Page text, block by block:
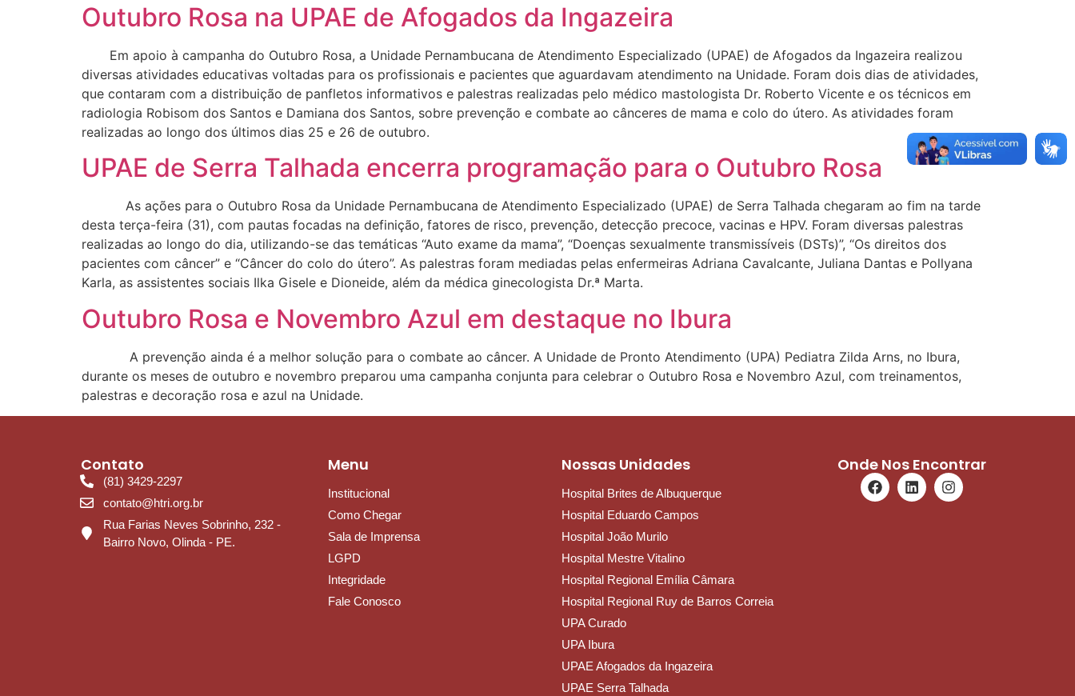
Outubro Rosa na UPAE de Afogados da Ingazeira
Em apoio à campanha do Outubro Rosa, a Unidade Pernambucana de Atendimento Especializado (UPAE) de Afogados da Ingazeira realizou
diversas atividades educativas voltadas para os profissionais e pacientes que aguardavam atendimento na Unidade. Foram dois dias de atividades,
que contaram com a distribuição de panfletos informativos e palestras realizadas pelo médico mastologista Dr. Roberto Vicente e os técnicos em
radiologia Robisom dos Santos e Damiana dos Santos, sobre prevenção e combate ao cânceres de mama e colo do útero. As atividades foram
realizadas ao longo dos últimos dias 25 e 26 de outubro.
UPAE de Serra Talhada encerra programação para o Outubro Rosa
As ações para o Outubro Rosa da Unidade Pernambucana de Atendimento Especializado (UPAE) de Serra Talhada chegaram ao fim na tarde
desta terça-feira (31), com pautas focadas na definição, fatores de risco, prevenção, detecção precoce, vacinas e HPV. Foram diversas palestras
realizadas ao longo do dia, utilizando-se das temáticas “Auto exame da mama”, “Doenças sexualmente transmissíveis (DSTs)”, “Os direitos dos
pacientes com câncer” e “Câncer do colo do útero”. As palestras foram mediadas pelas enfermeiras Adriana Cavalcante, Juliana Dantas e Pollyana
Karla, as assistentes sociais Ilka Gisele e Dioneide, além da médica ginecologista Dr.ª Marta.
Outubro Rosa e Novembro Azul em destaque no Ibura
A prevenção ainda é a melhor solução para o combate ao câncer. A Unidade de Pronto Atendimento (UPA) Pediatra Zilda Arns, no Ibura,
durante os meses de outubro e novembro preparou uma campanha conjunta para celebrar o Outubro Rosa e Novembro Azul, com treinamentos,
palestras e decoração rosa e azul na Unidade.
Contato
(81) 3429-2297
contato@htri.org.br
Rua Farias Neves Sobrinho, 232 -
Bairro Novo, Olinda - PE.
Menu
Institucional
Como Chegar
Sala de Imprensa
LGPD
Integridade
Fale Conosco
Nossas Unidades
Hospital Brites de Albuquerque
Hospital Eduardo Campos
Hospital João Murilo
Hospital Mestre Vitalino
Hospital Regional Emília Câmara
Hospital Regional Ruy de Barros Correia
UPA Curado
UPA Ibura
UPAE Afogados da Ingazeira
UPAE Serra Talhada
Onde Nos Encontrar